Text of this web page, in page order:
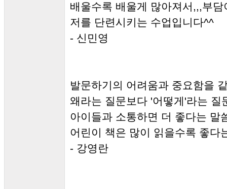
배울수록 배울게 많아져서,,,부
저를 단련시키는 수업입니다^^
- 신민영
발문하기의 어려움과 중요함을
왜라는 질문보다 '어떻게'라는 질
아이들과 소통하면 더 좋다는 말
어린이 책은 많이 읽을수록 좋다
- 강영란